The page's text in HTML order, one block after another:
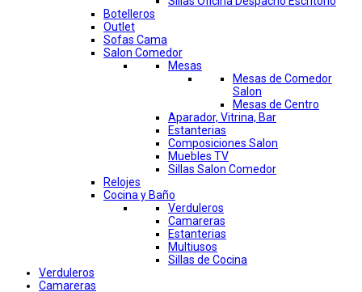
Botelleros
Outlet
Sofas Cama
Salon Comedor
Mesas
Mesas de Comedor
Salon
Mesas de Centro
Aparador, Vitrina, Bar
Estanterias
Composiciones Salon
Muebles TV
Sillas Salon Comedor
Relojes
Cocina y Baño
Verduleros
Camareras
Estanterias
Multiusos
Sillas de Cocina
Verduleros
Camareras